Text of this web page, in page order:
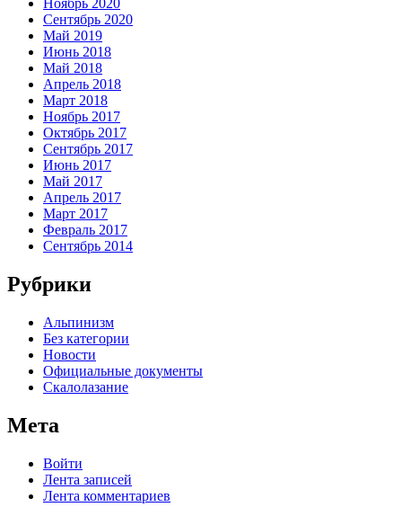
Ноябрь 2020
Сентябрь 2020
Май 2019
Июнь 2018
Май 2018
Апрель 2018
Март 2018
Ноябрь 2017
Октябрь 2017
Сентябрь 2017
Июнь 2017
Май 2017
Апрель 2017
Март 2017
Февраль 2017
Сентябрь 2014
Рубрики
Альпинизм
Без категории
Новости
Официальные документы
Скалолазание
Мета
Войти
Лента записей
Лента комментариев